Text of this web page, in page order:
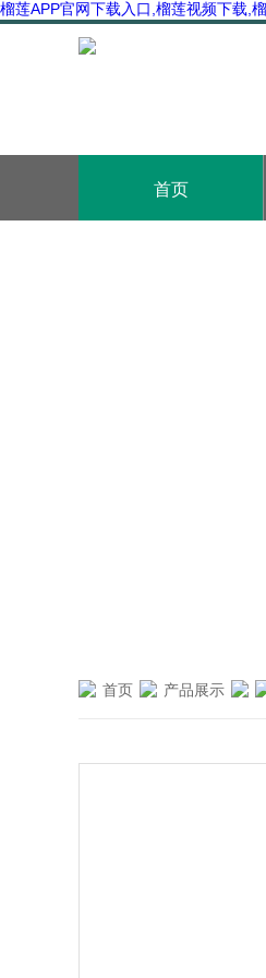
榴莲APP官网下载入口,榴莲视频下载,
首页
首页 产品展示